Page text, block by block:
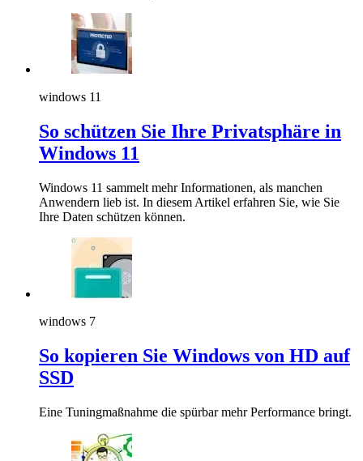
windows 11
So schützen Sie Ihre Privatsphäre in
Windows 11
Windows 11 sammelt mehr Informationen, als manchen
Anwendern lieb ist. In diesem Artikel erfahren Sie, wie Sie
Ihre Daten schützen können.
windows 7
So kopieren Sie Windows von HD auf
SSD
Eine Tuningmaßnahme die spürbar mehr Performance bringt.